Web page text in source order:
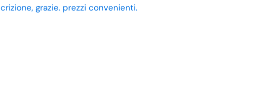
grazie. prezzi convenienti.